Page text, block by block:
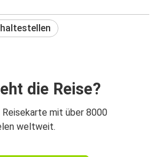
die Reise?
Reisekarte mit über 8000
weltweit.